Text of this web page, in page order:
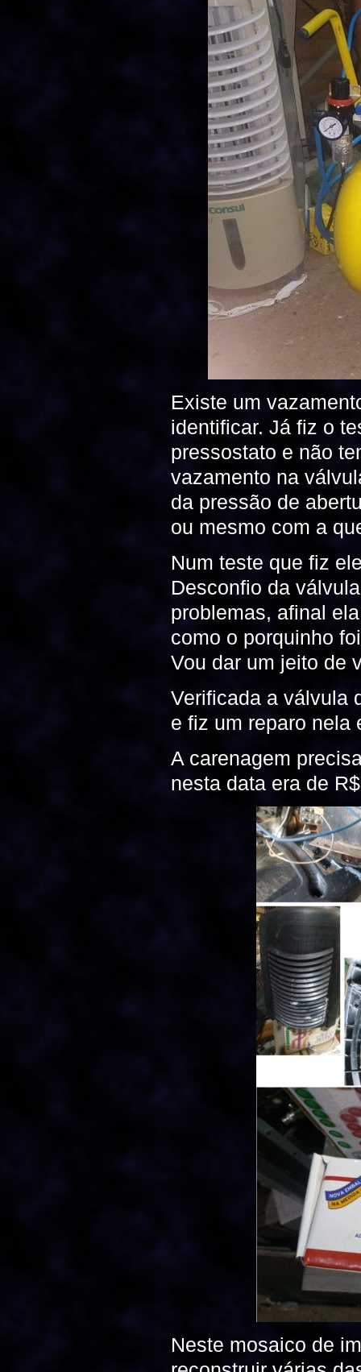
Existe um
identificar. Já fiz o
pressostato e não
vazamento na
da pressão de
ou mesmo com a
Num teste que fiz
Desconfio da
problemas, afinal
como o porquinho
Vou dar um jeito de
Verificada a válvula
e fiz um reparo nela
A carenagem
nesta data era de
Neste mosaico de